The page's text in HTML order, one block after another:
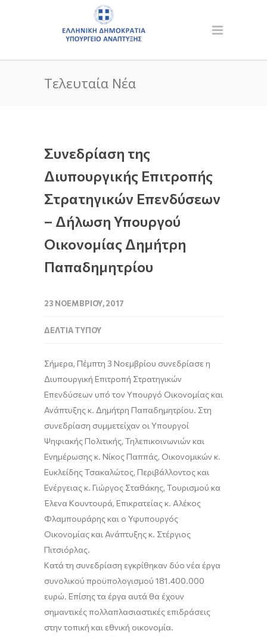
Τελευταία Νέα
Συνεδρίαση της
Διυπουργικής Επιτροπής
Στρατηγικών Επενδύσεων
– Δήλωση Υπουργού
Οικονομίας Δημήτρη
Παπαδημητρίου
23 ΝΟΕΜΒΡΊΟΥ, 2017
ΔΕΛΤΊΑ ΤΎΠΟΥ
Σήμερα, Πέμπτη 3 Νοεμβρίου συνεδρίασε η
Διυπουργική Επιτροπή Στρατηγικών
Επενδύσεων υπό τον Υπουργό Οικονομίας και
Ανάπτυξης κ. Δημήτρη Παπαδημητρίου. Στη
συνεδρίαση συμμετείχαν οι Υπουργοί
Ψηφιακής Πολιτικής, Τηλεπικοινωνιών και
Ενημέρωσης κ. Νίκος Παππάς, Οικονομικών κ.
Ευκλείδης Τσακαλώτος, Περιβάλλοντος και
Ενέργειας κ. Γιώργος Σταθάκης, Τουρισμού κα
Έλενα Κουντουρά, Επικρατείας κ. Αλέκος
Φλαμπουράρης και ο Υφυπουργός
Οικονομίας και Ανάπτυξης κ. Στέργιος
Πιτσιόρλας.
Κατά τη συνεδρίαση εγκρίθηκαν δύο νέα έργα
συνολικού προϋπολογισμού 181.400.000
ευρώ. Επίσης τα έργα αυτά θα έχουν
σημαντικές πολλαπλασιαστικές επιδράσεις
στην τοπική και εθνική οικονομία.